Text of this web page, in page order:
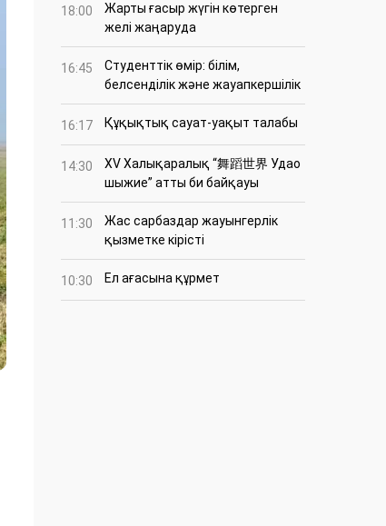
18:00
Жарты ғасыр жүгін көтерген
желі жаңаруда
16:45
Студенттік өмір: білім,
белсенділік және жауапкершілік
16:17 Құқықтық сауат-уақыт талабы
14:30
XV Халықаралық “舞蹈世界 Удао
шыжие” атты би байқауы
11:30
Жас сарбаздар жауынгерлік
қызметке кірісті
10:30 Ел ағасына құрмет